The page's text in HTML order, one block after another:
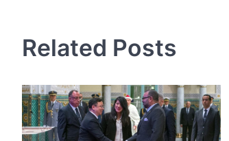
Related Posts